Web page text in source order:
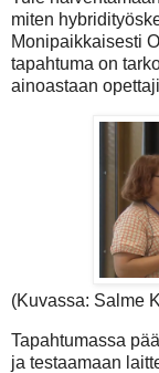
miten
Monipaikkaisesti
tapahtuma on
ainoastaan
(Kuvassa: Salme
Tapahtumassa
ja testaamaan